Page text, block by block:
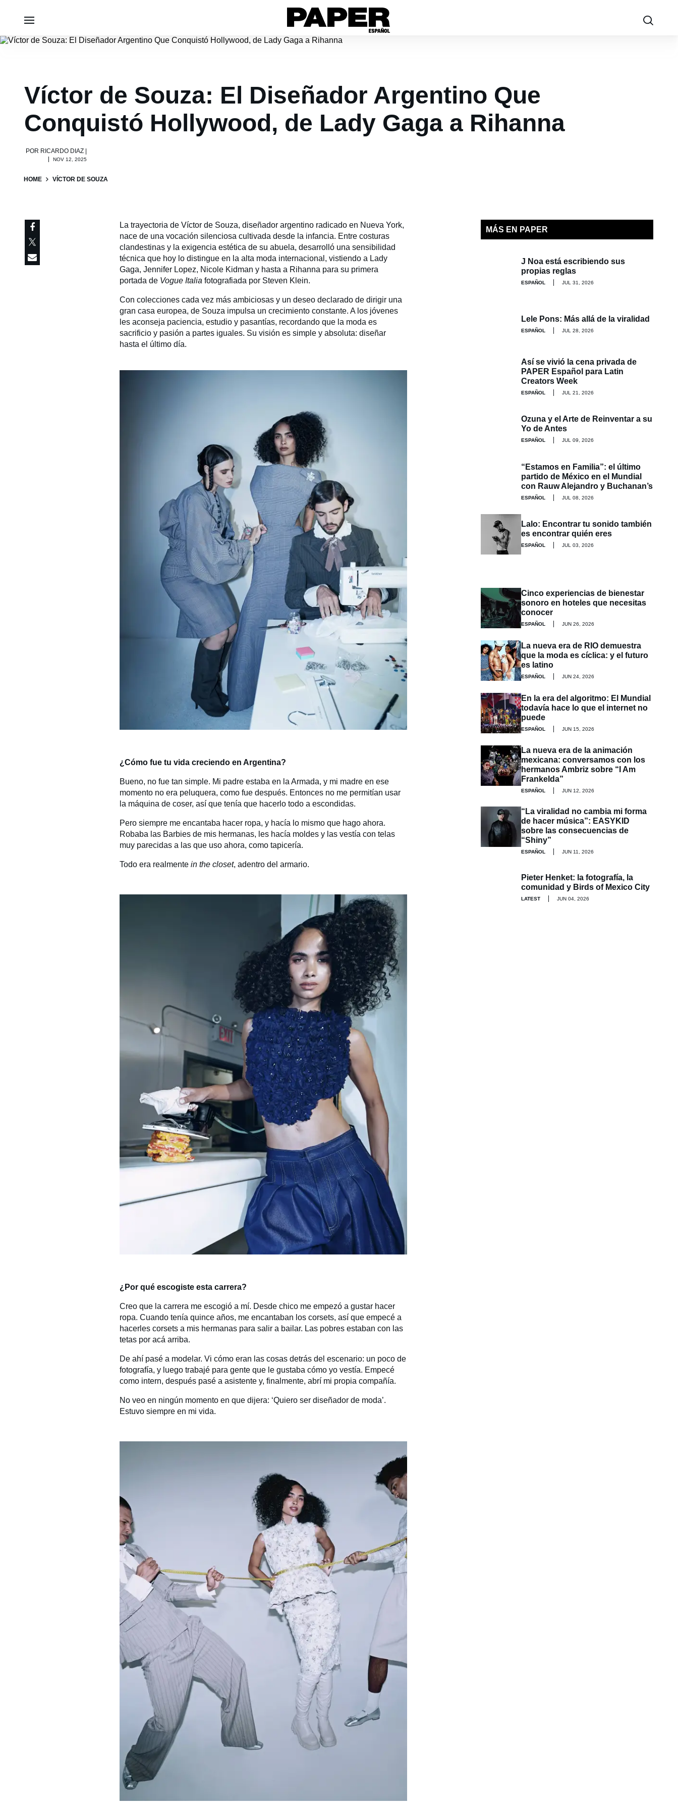
Víctor de Souza: El Diseñador Argentino Que
Conquistó Hollywood, de Lady Gaga a Rihanna
POR RICARDO DIAZ |
NOV 12, 2025
HOME VÍCTOR DE SOUZA
La trayectoria de Víctor de Souza, diseñador argentino radicado en Nueva York,
nace de una vocación silenciosa cultivada desde la infancia. Entre costuras
clandestinas y la exigencia estética de su abuela, desarrolló una sensibilidad
técnica que hoy lo distingue en la alta moda internacional, vistiendo a Lady
Gaga, Jennifer Lopez, Nicole Kidman y hasta a Rihanna para su primera
portada de Vogue Italia fotografiada por Steven Klein.
Con colecciones cada vez más ambiciosas y un deseo declarado de dirigir una
gran casa europea, de Souza impulsa un crecimiento constante. A los jóvenes
les aconseja paciencia, estudio y pasantías, recordando que la moda es
sacrificio y pasión a partes iguales. Su visión es simple y absoluta: diseñar
hasta el último día.
¿Cómo fue tu vida creciendo en Argentina?
Bueno, no fue tan simple. Mi padre estaba en la Armada, y mi madre en ese
momento no era peluquera, como fue después. Entonces no me permitían usar
la máquina de coser, así que tenía que hacerlo todo a escondidas.
Pero siempre me encantaba hacer ropa, y hacía lo mismo que hago ahora.
Robaba las Barbies de mis hermanas, les hacía moldes y las vestía con telas
muy parecidas a las que uso ahora, como tapicería.
Todo era realmente in the closet, adentro del armario.
¿Por qué escogiste esta carrera?
Creo que la carrera me escogió a mí. Desde chico me empezó a gustar hacer
ropa. Cuando tenía quince años, me encantaban los corsets, así que empecé a
hacerles corsets a mis hermanas para salir a bailar. Las pobres estaban con las
tetas por acá arriba.
De ahí pasé a modelar. Vi cómo eran las cosas detrás del escenario: un poco de
fotografía, y luego trabajé para gente que le gustaba cómo yo vestía. Empecé
como intern, después pasé a asistente y, finalmente, abrí mi propia compañía.
No veo en ningún momento en que dijera: ‘Quiero ser diseñador de moda’.
Estuvo siempre en mi vida.
MÁS EN PAPER
J Noa está escribiendo sus
propias reglas
ESPAÑOL JUL 31, 2026
Lele Pons: Más allá de la viralidad
ESPAÑOL JUL 28, 2026
Así se vivió la cena privada de
PAPER Español para Latin
Creators Week
ESPAÑOL JUL 21, 2026
Ozuna y el Arte de Reinventar a su
Yo de Antes
ESPAÑOL JUL 09, 2026
“Estamos en Familia”: el último
partido de México en el Mundial
con Rauw Alejandro y Buchanan’s
ESPAÑOL JUL 08, 2026
Lalo: Encontrar tu sonido también
es encontrar quién eres
ESPAÑOL JUL 03, 2026
Cinco experiencias de bienestar
sonoro en hoteles que necesitas
conocer
ESPAÑOL JUN 26, 2026
La nueva era de RIO demuestra
que la moda es cíclica: y el futuro
es latino
ESPAÑOL JUN 24, 2026
En la era del algoritmo: El Mundial
todavía hace lo que el internet no
puede
ESPAÑOL JUN 15, 2026
La nueva era de la animación
mexicana: conversamos con los
hermanos Ambriz sobre “I Am
Frankelda”
ESPAÑOL JUN 12, 2026
“La viralidad no cambia mi forma
de hacer música”: EASYKID
sobre las consecuencias de
“Shiny”
ESPAÑOL JUN 11, 2026
Pieter Henket: la fotografía, la
comunidad y Birds of Mexico City
LATEST JUN 04, 2026